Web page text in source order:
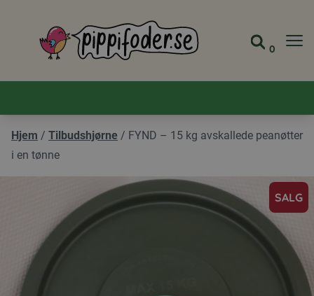
Pippifoder logo Gå til
Vis
0
Hjem / Tilbudshjørne / FYND – 15 kg avskallede peanøtter
i en tønne
SALG